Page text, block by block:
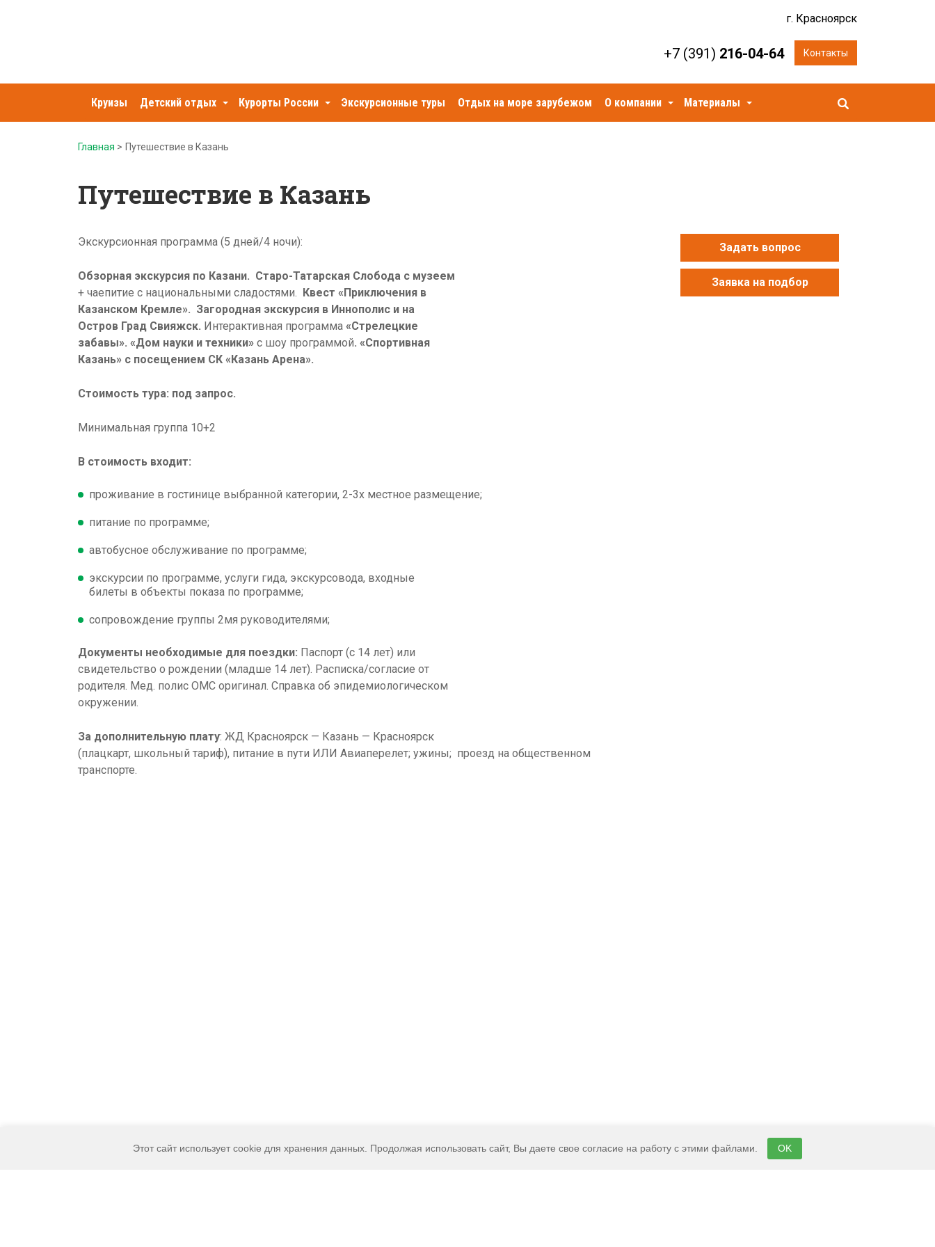
Зарница
г. Красноярск
+7 (391) 216-04-64 Контакты
Круизы Детский отдых Курорты России Экскурсионные туры Отдых на море зарубежом О компании Материалы
Главная > Путешествие в Казань
Путешествие в Казань
Экскурсионная программа (5 дней/4 ночи):
Обзорная экскурсия по Казани. Старо-Татарская Слобода с музеем
+ чаепитие с национальными сладостями. Квест «Приключения в
Казанском Кремле». Загородная экскурсия в Иннополис и на
Остров Град Свияжск. Интерактивная программа «Стрелецкие
забавы». «Дом науки и техники» с шоу программой. «Спортивная
Казань» с посещением СК «Казань Арена».
Стоимость тура: под запрос.
Минимальная группа 10+2
В стоимость входит:
проживание в гостинице выбранной категории, 2-3х местное размещение;
питание по программе;
автобусное обслуживание по программе;
экскурсии по программе, услуги гида, экскурсовода, входные
билеты в объекты показа по программе;
сопровождение группы 2мя руководителями;
Документы необходимые для поездки: Паспорт (с 14 лет) или
свидетельство о рождении (младше 14 лет). Расписка/согласие от
родителя. Мед. полис ОМС оригинал. Справка об эпидемиологическом
окружении.
За дополнительную плату: ЖД Красноярск — Казань — Красноярск
(плацкарт, школьный тариф), питание в пути ИЛИ Авиаперелет; ужины; проезд на общественном
транспорте.
Задать вопрос
Заявка на подбор
Этот сайт использует cookie для хранения данных. Продолжая использовать сайт, Вы даете свое согласие на работу с этими файлами. OK